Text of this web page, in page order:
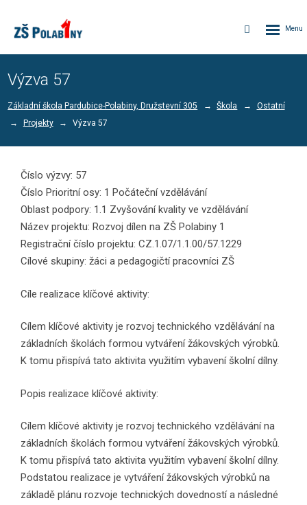
Vyhledávání
Výzva 57
Základní škola Pardubice-Polabiny, Družstevní 305 Škola
Ostatní
Projekty
Výzva 57
Číslo výzvy: 57
Číslo Prioritní osy: 1 Počáteční vzdělávání
Oblast podpory: 1.1 Zvyšování kvality ve vzdělávání
Název projektu: Rozvoj dílen na ZŠ Polabiny 1
Registrační číslo projektu: CZ.1.07/1.1.00/57.1229
Cílové skupiny: žáci a pedagogičtí pracovníci ZŠ
Cíle realizace klíčové aktivity:
Cílem klíčové aktivity je rozvoj technického vzdělávání na
základních školách formou vytváření žákovských výrobků.
K tomu přispívá tato aktivita využitím vybavení školní dílny.
Popis realizace klíčové aktivity:
Cílem klíčové aktivity je rozvoj technického vzdělávání na
základních školách formou vytváření žákovských výrobků.
K tomu přispívá tato aktivita využitím vybavení školní dílny.
Podstatou realizace je vytváření žákovských výrobků na
základě plánu rozvoje technických dovedností a následné